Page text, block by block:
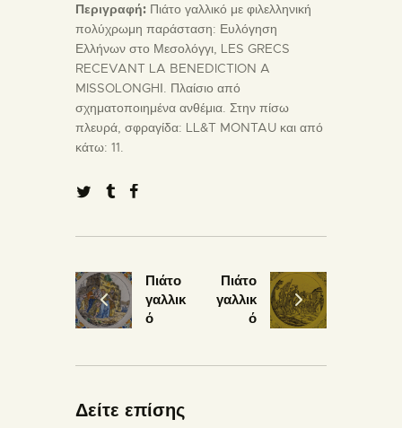
Περιγραφή: Πιάτο γαλλικό με φιλελληνική
πολύχρωμη παράσταση: Ευλόγηση
Ελλήνων στο Μεσολόγγι, LES GRECS
RECEVANT LA BENEDICTION A
MISSOLONGHΙ. Πλαίσιο από
σχηματοποιημένα ανθέμια. Στην πίσω
πλευρά, σφραγίδα: LL&T MONTAU και από
κάτω: 11.
Πιάτο
γαλλικ
ό
Πιάτο
γαλλικ
ό
Δείτε επίσης